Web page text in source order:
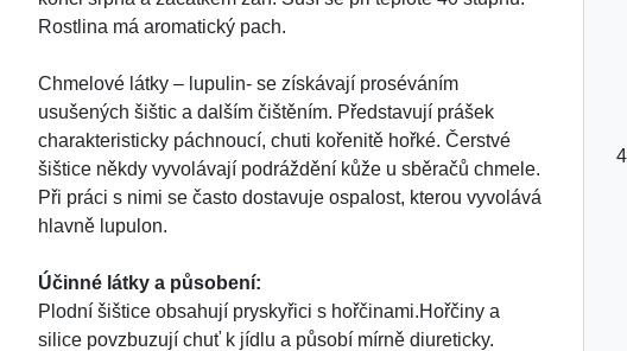
Rostlina má aromatický pach.
Chmelové látky – lupulin- se získávají proséváním
usušených šištic a dalším čištěním. Představují prášek
charakteristicky páchnoucí, chuti kořenitě hořké. Čerstvé
šištice někdy vyvolávají podráždění kůže u sběračů chmele.
Při práci s nimi se často dostavuje ospalost, kterou vyvolává
hlavně lupulon.
Účinné látky a působení:
Plodní šištice obsahují pryskyřici s hořčinami.Hořčiny a
silice povzbuzují chuť k jídlu a působí mírně diureticky.